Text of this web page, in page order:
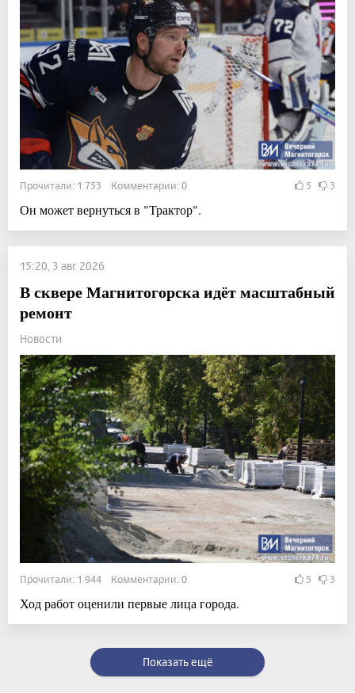
Прочитали: 1 753 Комментарии: 0 5 3
Он может вернуться в "Трактор".
15:20, 3 авг 2026
В сквере Магнитогорска идёт масштабный
ремонт
Новости
Прочитали: 1 944 Комментарии: 0 5 3
Ход работ оценили первые лица города.
Показать ещё